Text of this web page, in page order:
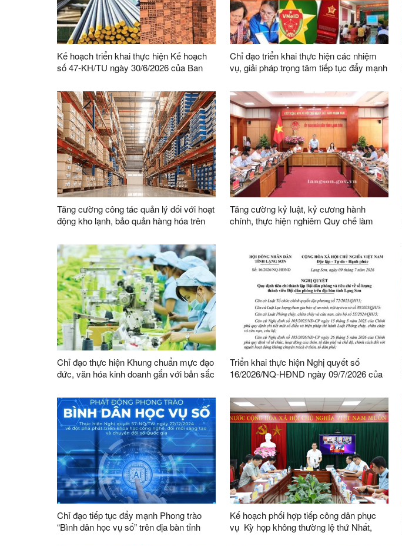
Kế hoạch triển khai thực hiện Kế hoạch
số 47-KH/TU ngày 30/6/2026 của Ban
03-CT/TW ngày 03/02/2026 của Ban Bí
thư về tăng cường sự lãnh đạo của Đảng
đối với công tác quản lý, phát triển vật
liệu xây dựng trong giai đoạn mới
Chỉ đạo triển khai thực hiện các nhiệm
vụ, giải pháp trọng tâm tiếp tục đẩy mạnh
bàn tỉnh
Tăng cường công tác quản lý đối với hoạt
động kho lạnh, bảo quản hàng hóa trên
Tăng cường kỷ luật, kỷ cương hành
chính, thực hiện nghiêm Quy chế làm
Chỉ đạo thực hiện Khung chuẩn mực đạo
đức, văn hóa kinh doanh gắn với bản sắc
hóa kinh doanh thế giới
Triển khai thực hiện Nghị quyết số
16/2026/NQ-HĐND ngày 09/7/2026 của
Đội dân phòng và tiêu chí về số lượng
thành viên Đội dân phòng trên địa bàn
tỉnh
Chỉ đạo tiếp tục đẩy mạnh Phong trào
“Bình dân học vụ số” trên địa bàn tỉnh
Kế hoạch phối hợp tiếp công dân phục
vụ Kỳ họp không thường lệ thứ Nhất,